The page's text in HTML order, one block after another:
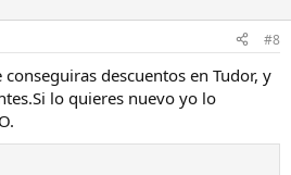
#8
descuentos en Tudor, y
lo quieres nuevo yo lo